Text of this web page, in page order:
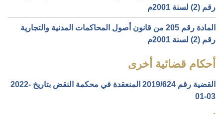
رقم (2) لسنة 2001م
المادة رقم 205 من قانون أصول المحاكمات المدنية والتجارية
رقم (2) لسنة 2001م
أحكام قضائية أخرى
القضية رقم ‎624‏/‎2019‏ المنعقدة في محكمة النقض بتاريخ ‎2022-
01-03‏